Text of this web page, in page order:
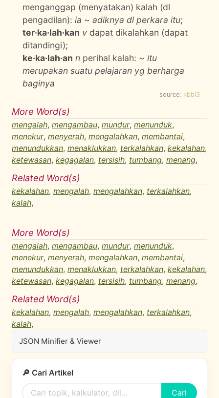
menganggap (menyatakan) kalah (dl
pengadilan):ia ~ adiknya dl perkara itu;
ter·ka·lah·kan v dapat dikalahkan (dapat
ditandingi);
ke·ka·lah·an n perihal kalah: ~ itu
merupakan suatu pelajaran yg berharga
baginya
source: kbbi3
More Word(s)
mengalah, mengambau, mundur, menunduk,
menekur, menyerah, mengalahkan, membantai,
menundukkan, menaklukkan, terkalahkan, kekalahan,
ketewasan, kegagalan, tersisih, tumbang, menang,
Related Word(s)
kekalahan, mengalah, mengalahkan, terkalahkan,
kalah,
More Word(s)
mengalah, mengambau, mundur, menunduk,
menekur, menyerah, mengalahkan, membantai,
menundukkan, menaklukkan, terkalahkan, kekalahan,
ketewasan, kegagalan, tersisih, tumbang, menang,
Related Word(s)
kekalahan, mengalah, mengalahkan, terkalahkan,
kalah,
JSON Minifier & Viewer
🔎 Cari Artikel
Cari